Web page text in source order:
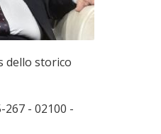
dello storico
267 - 02100 -